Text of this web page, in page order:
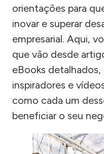
orientações para
inovar e superar
empresarial. Aqui,
que vão desde
eBooks
inspiradores e
como cada um
beneficiar o seu